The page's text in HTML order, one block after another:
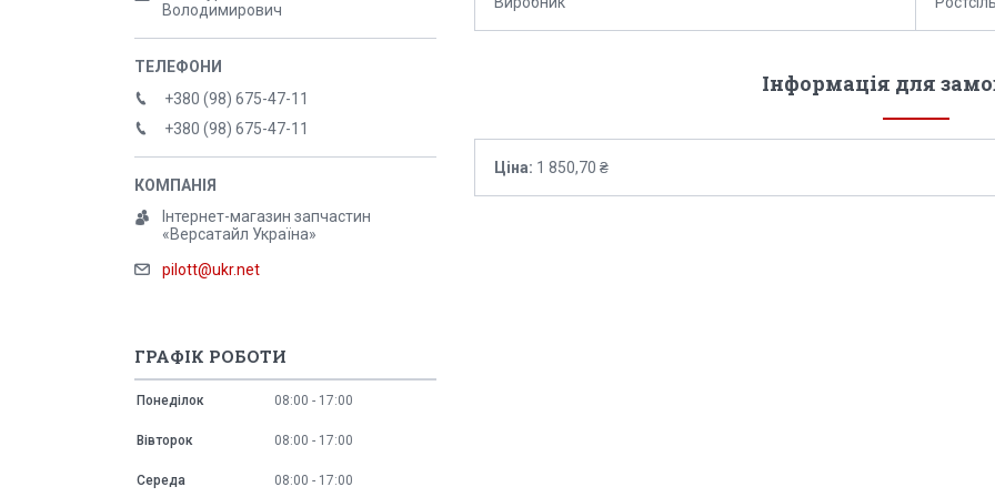
Інформація для
Ціна: 1 850,70 ₴
Володимирович
+380 (98) 675-47-11
+380 (98) 675-47-11
Інтернет-магазин запчастин
«Версатайл Україна»
pilott@ukr.net
ГРАФІК РОБОТИ
Понеділок 08:00 17:00
Вівторок 08:00 17:00
Середа 08:00 17:00